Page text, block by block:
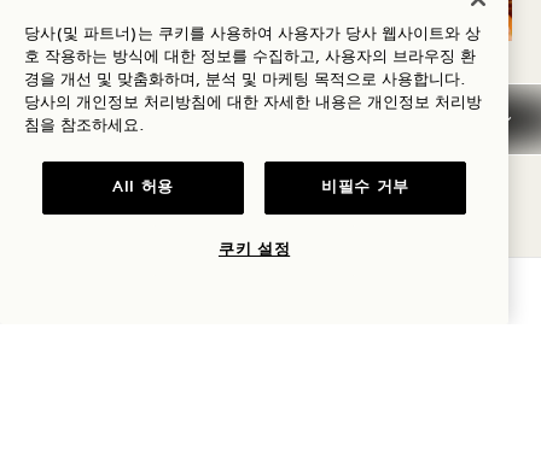
로비 FARMSTAND
선한 유기농 제품을 맛보세요. 현지 농부와 장인들이
매일 신선한 음식과 독특한 제품을 제공합니다. 투숙
객과 이웃 모두에게 개방되어 있습니다.
당사(및 파트너)는 쿠키를 사용하여 사용자가 당사 웹사이트와 상
호 작용하는 방식에 대한 정보를 수집하고, 사용자의 브라우징 환
경을 개선 및 맞춤화하며, 분석 및 마케팅 목적으로 사용합니다.
당사의 개인정보 처리방침에 대한 자세한 내용은 개인정보 처리방
침을 참조하세요.
All 허용 비필수 거부
쿠키 설정